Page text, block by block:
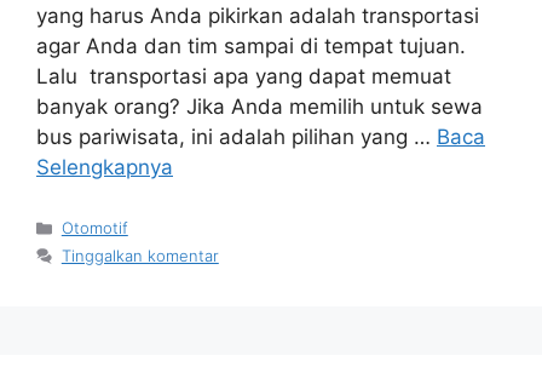
yang harus Anda pikirkan adalah transportasi
agar Anda dan tim sampai di tempat tujuan.
Lalu transportasi apa yang dapat memuat
banyak orang? Jika Anda memilih untuk sewa
bus pariwisata, ini adalah pilihan yang … Baca
Selengkapnya
Kategori
Otomotif
Tinggalkan komentar